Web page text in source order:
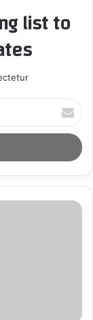
list to
أ
د
خ
ل
ر
د